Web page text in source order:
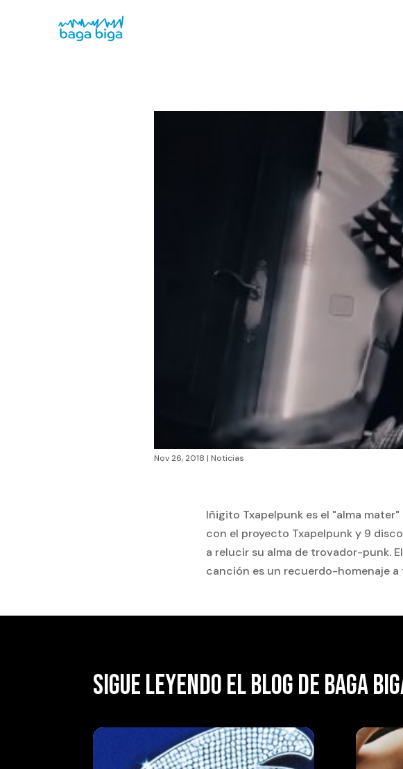
Nov 26, 2018 | Noticias
Iñigito Txapelpunk es el "alma
con el proyecto Txapelpunk y 9
a relucir su alma de trovador-punk.
canción es un recuerdo-homenaje a
SIGUE LEYENDO EL BLOG DE BAGA